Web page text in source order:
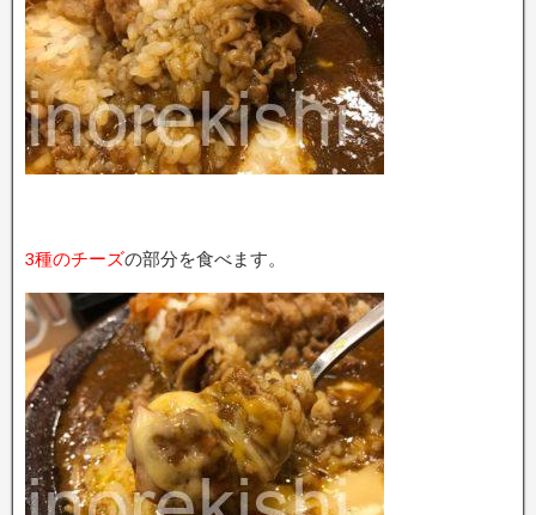
3種のチーズの部分を食べます。